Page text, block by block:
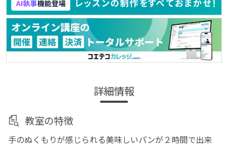
詳細情報
教室の特徴
手のぬくもりが感じられる美味しいパンが２時間で出来